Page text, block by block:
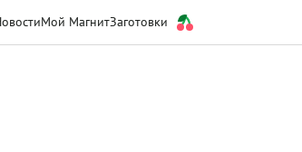
Мой МагнитЗаготовки